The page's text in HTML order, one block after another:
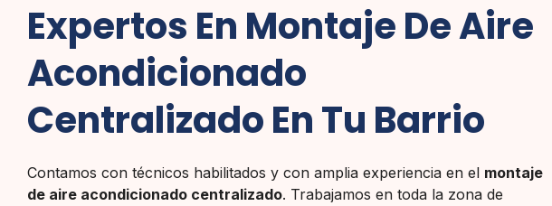
Expertos En Montaje De Aire
Acondicionado
Centralizado En Tu Barrio
Contamos con técnicos habilitados y con amplia experiencia en el montaje
de aire acondicionado centralizado. Trabajamos en toda la zona de